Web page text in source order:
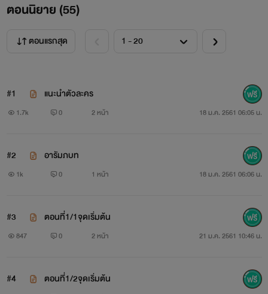
แต่เมื่อเขาได้สัมผัสและได้ครอบครองเธอตามปรารถนาแล้ว เขา
สนใจ และไม่แคร์เขากลับรู้สึกเจ็บแปล๊บในอกเสียอย่างนั้น หรือ
เธอพลาดท่าเสียทีให้เขาเพราะคิดว่าทุกสิ่งทุกอย่างที่เขาทำไป
พนันบ้าๆที่พวกเขาจะหลอกฟันเธอเล่น ๆ เท่านั้น จากนี้ไปก็คง
อีกต่อไป
ตอนนิยาย (55)
ตอนแรกสุด
#1 แนะนำตัวละคร
1.7k 0 2 หน้า 18 ม.ค. 2561 06:05 น.
#2 อารัมภบท
1k 0 1 หน้า 18 ม.ค. 2561 06:06 น.
#3 ตอนที่1/1จุดเริ่มต้น
847 0 2 หน้า 21 ม.ค. 2561 10:46 น.
#4 ตอนที่1/2จุดเริ่มต้น